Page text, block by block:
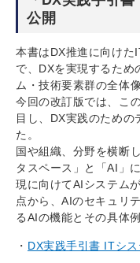
公開
本書はDX推進に向けた
で、DXを実現するため
ム・技術要素群の全体
今回の改訂版では、こ
目し、DX実践のための
た。
国や組織、分野を横断
タスペース」と「AI」
現に向けてAIシステム
点から、AIのセキュリ
るAIの機能とその具体
DX実践手引書 ITシ